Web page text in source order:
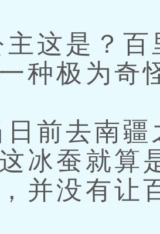
这是？百
种极为奇
前去南疆
冰蚕就算
并没有让